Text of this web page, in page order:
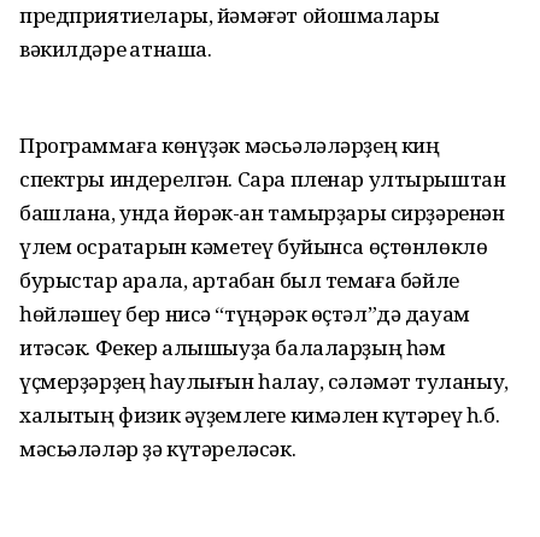
предприятиелары, йәмәғәт ойошмалары
вәкилдәре ҡатнаша.
Программаға көнүҙәк мәсьәләләрҙең киң
спектры индерелгән. Сара пленар ултырыштан
башлана, унда йөрәк-ҡан тамырҙары сирҙәренән
үлем осраҡтарын кәметеү буйынса өҫтөнлөклө
бурыстар ҡарала, артабан был темаға бәйле
һөйләшеү бер нисә “түңәрәк өҫтәл”дә дауам
итәсәк. Фекер алышыуҙа балаларҙың һәм
үҫмерҙәрҙең һаулығын һаҡлау, сәләмәт туҡланыу,
халыҡтың физик әүҙемлеге кимәлен күтәреү һ.б.
мәсьәләләр ҙә күтәреләсәк.